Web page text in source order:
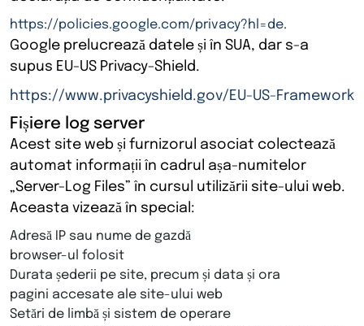
https://policies.google.com/privacy?hl=de.
Google prelucrează datele și în SUA, dar s-a
supus EU-US Privacy-Shield.
https://www.privacyshield.gov/EU-US-Framework
Fișiere log server
Acest site web și furnizorul asociat colectează
automat informații în cadrul așa-numitelor
„Server-Log Files” în cursul utilizării site-ului web.
Aceasta vizează în special:
Adresă IP sau nume de gazdă
browser-ul folosit
Durata șederii pe site, precum și data și ora
pagini accesate ale site-ului web
Setări de limbă și sistem de operare